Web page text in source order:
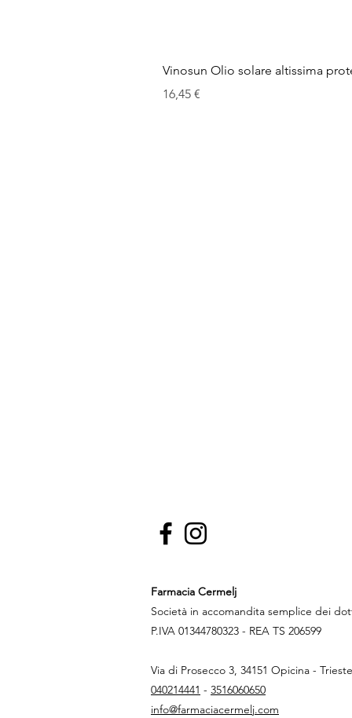
Vinosun Olio solare altissima
Prezzo
16,45 €
Farmacia Cermelj
Società in accomandita semplice dei
P.IVA 01344780323 - REA TS 206599
Via di Prosecco 3, 34151 Opicina -
040214441 - 3516060650
info@farmaciacermelj.com